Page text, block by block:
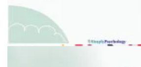
Человек, использующий наушники в